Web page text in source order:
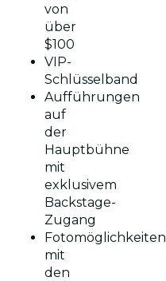
von
über
$100
VIP-
Schlüsselband
Aufführungen
auf
der
Hauptbühne
mit
exklusivem
Backstage-
Zugang
Fotomöglichkeiten
mit
den